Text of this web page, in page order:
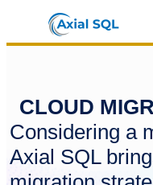
CLOUD
Considering a
Axial SQL